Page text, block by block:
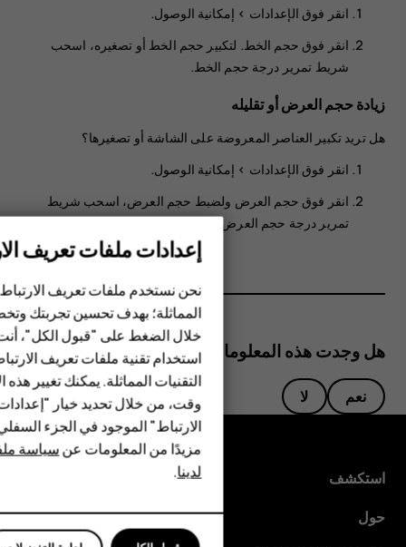
الهواتف المميزة
الأكسسوارات
HMD Terra M
HMD DUB
HMD Watch
للأعمال
انقر فوق الإعدادات > إمكانية الوصول.
انقر فوق حجم الخط. لتكبير حجم الخط أو تصغيره، اسحب
شريط تمرير درجة حجم الخط.
زيادة حجم العرض أو تقليله
هل تريد تكبير العناصر المعروضة على الشاشة أو تصغيرها؟
انقر فوق الإعدادات > إمكانية الوصول.
انقر فوق حجم العرض ولضبط حجم العرض، اسحب شريط
تمرير درجة حجم العرض.
هل وجدت هذه المعلومات مفيدة؟
نعم لا
استكشف
حول
إعدادات ملفات تعريف
نحن نستخدم ملفات تعريف
المماثلة؛ بهدف تحسين تجربتك
خلال الضغط على "قبول الكل"،
استخدام تقنية ملفات تعريف
التقنيات المماثلة. يمكنك تغيير
وقت، من خلال تحديد خيار
الارتباط" الموجود في الجزء
مزيدًا من المعلومات عنسياسة
لدينا.